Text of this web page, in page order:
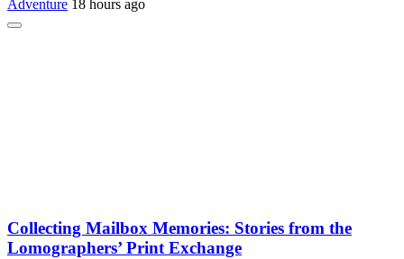
Adventure 18 hours ago
Collecting Mailbox Memories: Stories from the
Lomographers’ Print Exchange